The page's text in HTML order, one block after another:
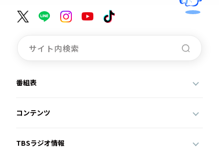
番組表
コンテンツ
TBSラジオ情報